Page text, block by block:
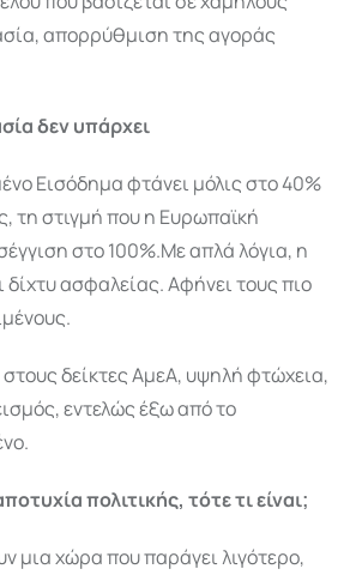
απορρύθμιση της αγοράς
δεν υπάρχει
Εισόδημα φτάνει μόλις στο 40%
τη στιγμή που η Ευρωπαϊκή
στο 100%.Με απλά λόγια, η
δίχτυ ασφαλείας. Αφήνει τους πιο
στους δείκτες ΑμεΑ, υψηλή φτώχεια,
εντελώς έξω από το
πολιτικής, τότε τι είναι;
μια χώρα που παράγει λιγότερο,